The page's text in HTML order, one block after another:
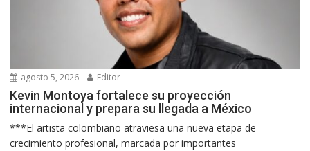
agosto 5, 2026 Editor
Kevin Montoya fortalece su proyección
internacional y prepara su llegada a México
***El artista colombiano atraviesa una nueva etapa de
crecimiento profesional, marcada por importantes